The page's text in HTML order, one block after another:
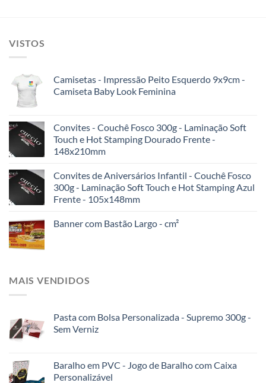
VISTOS
Camisetas - Impressão Peito Esquerdo 9x9cm -
Camiseta Baby Look Feminina
Convites - Couchê Fosco 300g - Laminação Soft
Touch e Hot Stamping Dourado Frente -
148x210mm
Convites de Aniversários Infantil - Couchê Fosco
300g - Laminação Soft Touch e Hot Stamping Azul
Frente - 105x148mm
Banner com Bastão Largo - cm²
MAIS VENDIDOS
Pasta com Bolsa Personalizada - Supremo 300g -
Sem Verniz
Baralho em PVC - Jogo de Baralho com Caixa
Personalizável